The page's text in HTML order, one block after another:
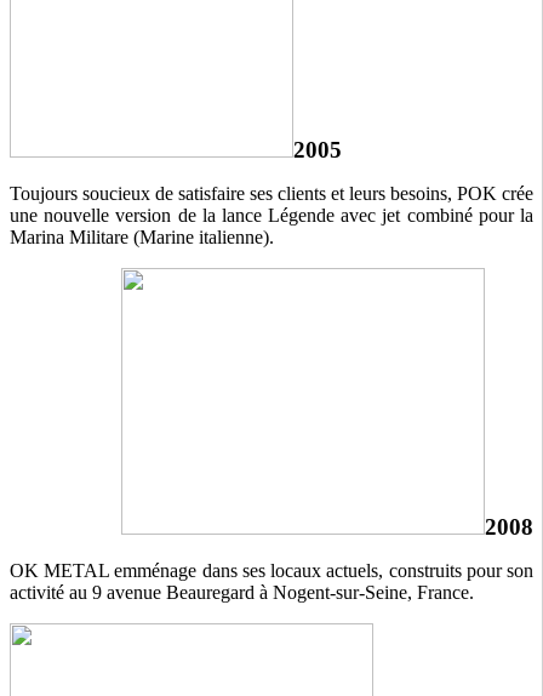
2005
Toujours soucieux de satisfaire ses clients et leurs besoins, POK crée
une nouvelle version de la lance Légende avec jet combiné pour la
Marina Militare (Marine italienne).
2008
OK METAL emménage dans ses locaux actuels, construits pour son
activité au 9 avenue Beauregard à Nogent-sur-Seine, France.